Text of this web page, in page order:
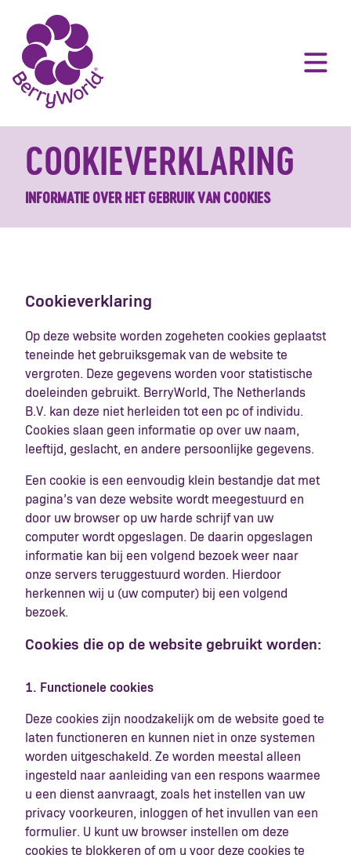
COOKIEVERKLARING
INFORMATIE OVER HET GEBRUIK VAN COOKIES
Cookieverklaring
Op deze website worden zogeheten cookies geplaatst
teneinde het gebruiksgemak van de website te
vergroten. Deze gegevens worden voor statistische
doeleinden gebruikt. BerryWorld, The Netherlands
B.V. kan deze niet herleiden tot een pc of individu.
Cookies slaan geen informatie op over uw naam,
leeftijd, geslacht, en andere persoonlijke gegevens.
Een cookie is een eenvoudig klein bestandje dat met
pagina’s van deze website wordt meegestuurd en
door uw browser op uw harde schrijf van uw
computer wordt opgeslagen. De daarin opgeslagen
informatie kan bij een volgend bezoek weer naar
onze servers teruggestuurd worden. Hierdoor
herkennen wij u (uw computer) bij een volgend
bezoek.
Cookies die op de website gebruikt worden:
1. Functionele cookies
Deze cookies zijn noodzakelijk om de website goed te
laten functioneren en kunnen niet in onze systemen
worden uitgeschakeld. Ze worden meestal alleen
ingesteld naar aanleiding van een respons waarmee
u een dienst aanvraagt, zoals het instellen van uw
privacy voorkeuren, inloggen of het invullen van een
formulier. U kunt uw browser instellen om deze
cookies te blokkeren of om u voor deze cookies te